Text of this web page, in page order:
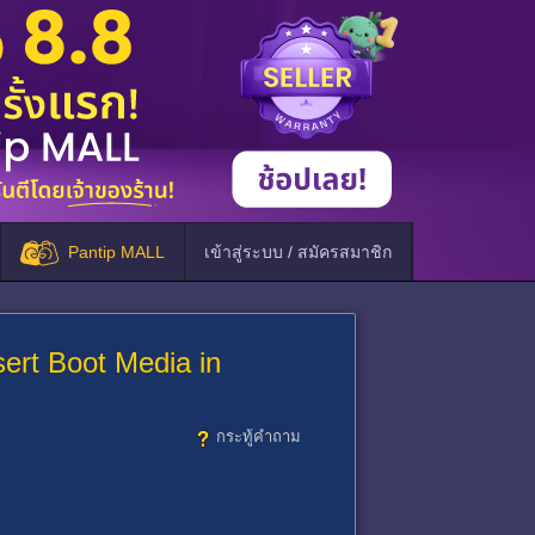
Pantip MALL เข้าสู่ระบบ / สมัครสมาชิก
Boot Media in
กระทู้คำถาม